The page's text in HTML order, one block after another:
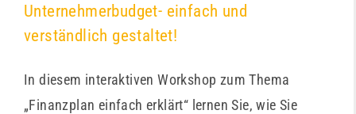
Unternehmerbudget- einfach und
verständlich gestaltet!
In diesem interaktiven Workshop zum Thema
„Finanzplan einfach erklärt“ lernen Sie, wie Sie